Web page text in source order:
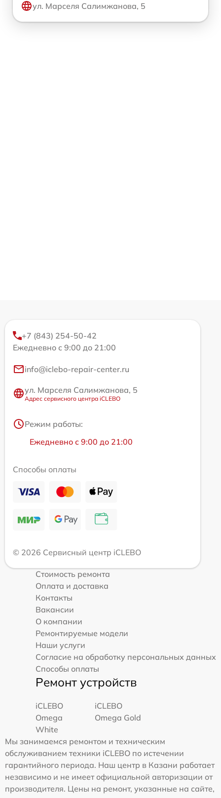
ул. Марселя Салимжанова, 5
+7 (843) 254-50-42
Ежедневно с 9:00 до 21:00
info@iclebo-repair-center.ru
ул. Марселя Салимжанова, 5
Адрес сервисного центра iCLEBO
Режим работы:
Ежедневно с 9:00 до 21:00
Способы оплаты
© 2026 Сервисный центр iCLEBO
Стоимость ремонта
Оплата и доставка
Контакты
Вакансии
О компании
Ремонтируемые модели
Наши услуги
Согласие на обработку персональных данных
Способы оплаты
Ремонт устройств
iCLEBO
Omega
White
iCLEBO
Omega Gold
Мы занимаемся ремонтом и техническим
обслуживанием техники iCLEBO по истечении
гарантийного периода. Наш центр в Казани работает
независимо и не имеет официальной авторизации от
производителя. Цены на ремонт, указанные на сайте,